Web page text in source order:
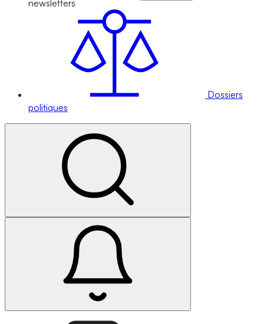
newsletters
Dossiers
politiques